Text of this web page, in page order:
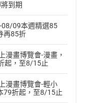
將到期
08/09本週精選85
再85折
漫畫博覽會-漫畫，
起，至8/15止
漫畫博覽會-輕小
79折起，至8/15止